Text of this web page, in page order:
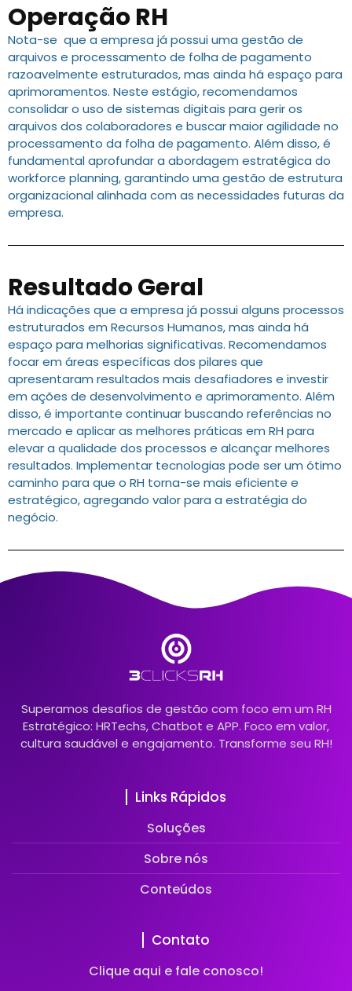
Operação RH
Nota-se que a empresa já possui uma gestão de
arquivos e processamento de folha de pagamento
razoavelmente estruturados, mas ainda há espaço para
aprimoramentos. Neste estágio, recomendamos
consolidar o uso de sistemas digitais para gerir os
arquivos dos colaboradores e buscar maior agilidade no
processamento da folha de pagamento. Além disso, é
fundamental aprofundar a abordagem estratégica do
workforce planning, garantindo uma gestão de estrutura
organizacional alinhada com as necessidades futuras da
empresa.
Resultado Geral
Há indicações que a empresa já possui alguns processos
estruturados em Recursos Humanos, mas ainda há
espaço para melhorias significativas. Recomendamos
focar em áreas específicas dos pilares que
apresentaram resultados mais desafiadores e investir
em ações de desenvolvimento e aprimoramento. Além
disso, é importante continuar buscando referências no
mercado e aplicar as melhores práticas em RH para
elevar a qualidade dos processos e alcançar melhores
resultados. Implementar tecnologias pode ser um ótimo
caminho para que o RH torna-se mais eficiente e
estratégico, agregando valor para a estratégia do
negócio.
Superamos desafios de gestão com foco em um RH
Estratégico: HRTechs, Chatbot e APP. Foco em valor,
cultura saudável e engajamento. Transforme seu RH!
Links Rápidos
Soluções
Sobre nós
Conteúdos
Contato
Clique aqui e fale conosco!